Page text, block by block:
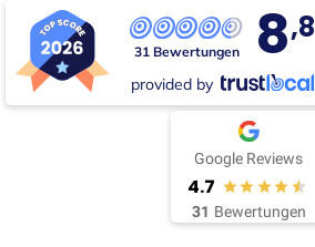
31 Bewertungen 8,8
provided by
Google Reviews
4.7
31 Bewertungen